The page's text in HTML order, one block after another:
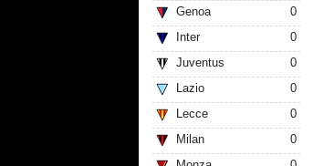
Genoa
0
Inter
0
Juventus
0
Lazio
0
Lecce
0
Milan
0